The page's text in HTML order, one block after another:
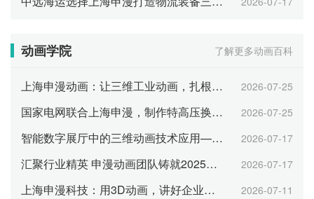
动画学院 了解更多动画百科
上海申漫动画：让三维工业动画，扎根企业日常运营每一环 2026-07-25
国家电网联合上海申漫，制作特高压换流站三维动画 2026-07-25
智能数字展厅中的三维动画技术应用——以上海申漫科技为例 2026-07-17
汇聚行业精英 申漫动画团队铸就2025年行业大奖 2026-07-17
上海申漫科技：用3D动画，讲好企业品牌与产品故事 2026-07-11